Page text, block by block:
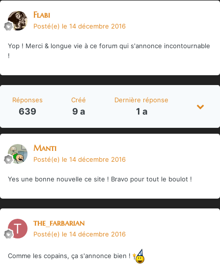
Flabi
Posté(e) le 14 décembre 2016
Yop ! Merci & longue vie à ce forum qui s'annonce incontournable
!
Réponses
639
Créé
9 a
Dernière réponse
1 a
Manti
Posté(e) le 14 décembre 2016
Yes une bonne nouvelle ce site ! Bravo pour tout le boulot !
the_farbarian
Posté(e) le 14 décembre 2016
Comme les copains, ça s'annonce bien !